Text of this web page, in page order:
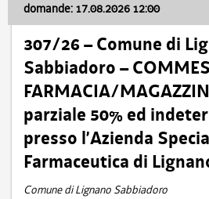
domande: 17.08.2026 12:00
307/26 – Comune di
Sabbiadoro –
FARMACIA/
parziale 50% ed
presso l’Azienda
Farmaceutica di
Comune di Lignano Sabbiadoro